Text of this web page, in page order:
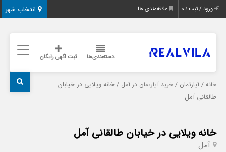
انتخاب شهر ورود / ثبت نام علاقه‌مندی ها
دسته‌بندی‌ها ثبت اگهی رایگان
خانه /آپارتمان /خرید آپارتمان در آمل / خانه ویلایی در خیابان
طالقانی آمل
خانه ویلایی در خیابان طالقانی آمل
آمل